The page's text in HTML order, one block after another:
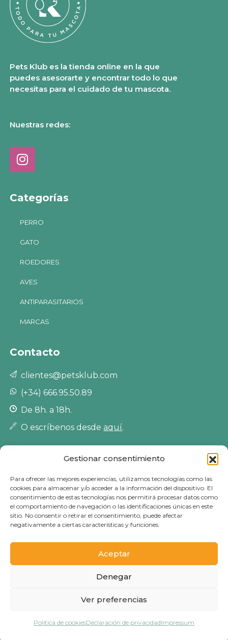
Gestionar consentimiento
Para ofrecer las mejores experiencias, utilizamos tecnologías como las
cookies para almacenar y/o acceder a la información del dispositivo. El
consentimiento de estas tecnologías nos permitirá procesar datos como
el comportamiento de navegación o las identificaciones únicas en este
sitio. No consentir o retirar el consentimiento, puede afectar
negativamente a ciertas características y funciones.
Aceptar
Denegar
Ver preferencias
Política de cookiesDeclaración de privacidadImpressum
Pets Klub es la tienda online en la que
puedes asesorarte y encontrar todo lo que
necesitas para el cuidado de tu mascota.
Nuestras redes:
Categorías
PERRO
GATO
ROEDORES
AVES
ANTIPARASITARIOS
MARCAS
Contacto
clientes@petsklub.com
(+34) 666.95.50.89
De 8h. a 18h.
O escríbenos desdeaquí.
Sobre Nosotros
Blog
Empresa
Política de privacidad
Política de devoluciones
© 2026 - PETS KLUB - Todos los derechos reservados